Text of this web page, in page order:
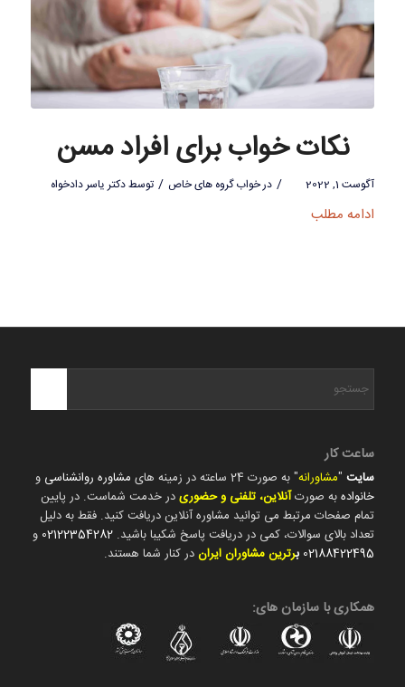
نکات خواب برای افراد مسن
آگوست 1, 2022 / درخواب گروه های خاص / توسطدکتر یاسر دادخواه
ادامه مطلب
ساعت کار
سایت"مشاورانه" به صورت 24 ساعته در زمینه های مشاوره روانشناسی و
خانوادهبه صورتآنلاین، تلفنی و حضوریدر خدمت شماست. در پایین
تمام صفحات مرتبط می توانید مشاوره آنلاین دریافت کنید. فقط به دلیل
تعداد بالای سوالات، کمی در دریافت پاسخ شکیبا باشید. 02122354282 و
02188422495 برترین مشاوران ایراندر کنار شما هستند.
همکاری با سازمان های: